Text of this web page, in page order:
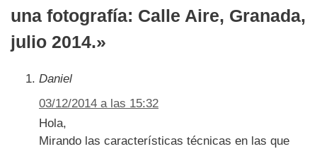
una fotografía: Calle Aire, Granada,
julio 2014.»
Daniel
03/12/2014 a las 15:32
Hola,
Mirando las características técnicas en las que